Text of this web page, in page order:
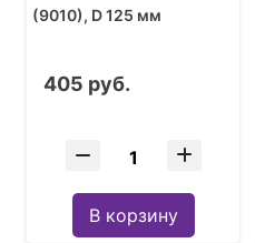
(9010), D 125 мм
405 руб.
В корзину